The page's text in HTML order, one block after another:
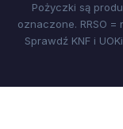
Pożyczki są
oznaczone. RRSO
Sprawdź KNF i